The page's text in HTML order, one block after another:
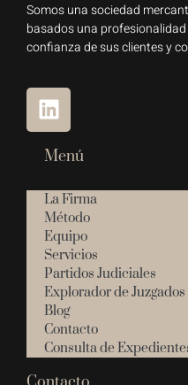
Somos una sociedad
basados una
confianza de sus clientes y
Menú
La Firma
Método
Equipo
Servicios
Partidos Judiciales
Explorador de Juzgados
Blog
Contacto
Consulta de